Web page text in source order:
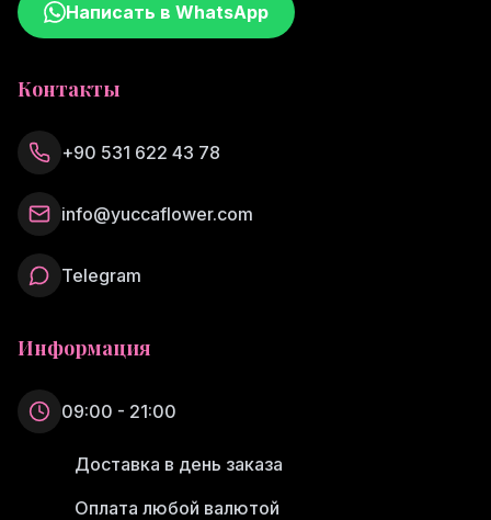
Написать в WhatsApp
Контакты
+90 531 622 43 78
info@yuccaflower.com
Telegram
Информация
09:00 - 21:00
Доставка в день заказа
Оплата любой валютой